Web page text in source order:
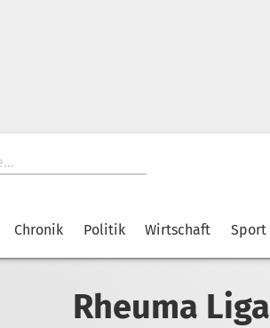
Chronik Politik Wirtschaft Sport
Rheuma Liga